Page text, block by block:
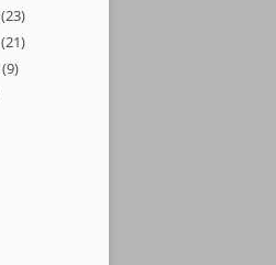
(23)
(21)
(9)